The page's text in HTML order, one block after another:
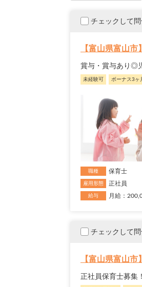
チェックして
【富山県富山市
賞与・賞与あり◎
未経験可 ボーナス3ヶ
職種 保育士
雇用形態 正社員
給与 月給：
チェックして
【富山県富山市
正社員保育士募集